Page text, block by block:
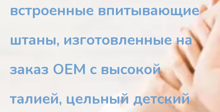
встроенные впитывающие
штаны, изготовленные на
заказ OEM с высокой
талией, цельный детский